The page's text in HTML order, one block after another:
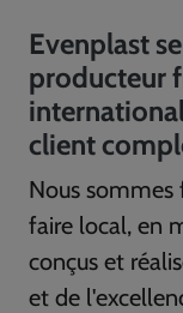
Evenplast
producteur
client
Nous
faire local, en
conçus et
et de